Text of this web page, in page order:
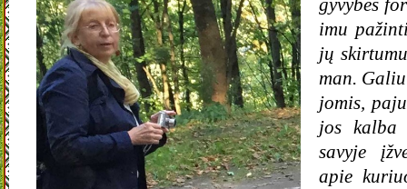
gyvybės
imu
jų
man.
jomis,
jos kalba
savyje
apie